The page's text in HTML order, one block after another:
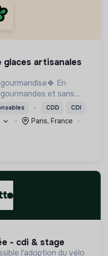
En
et sans
CDD CDI
Paris, France
- cdi & stage
l'adoption du vélo